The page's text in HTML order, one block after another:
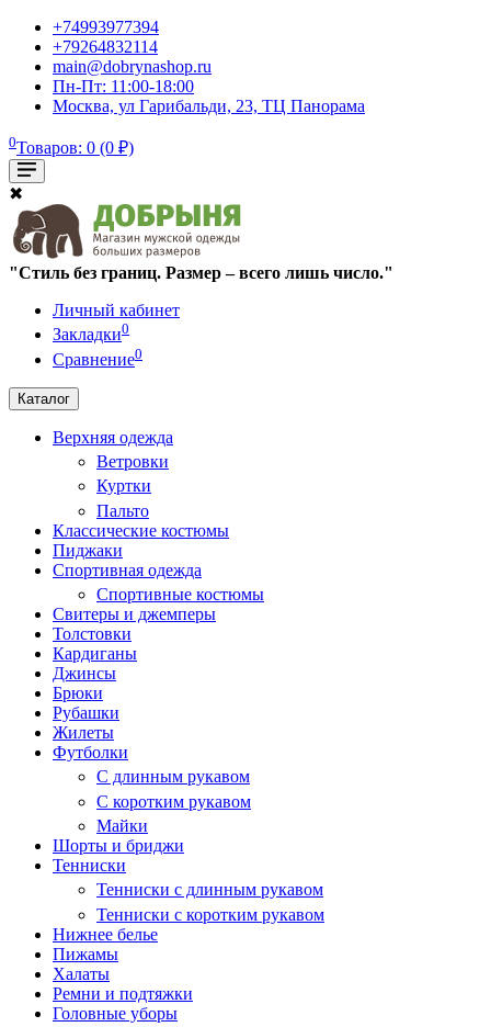
+74993977394
+79264832114
main@dobrynashop.ru
Пн-Пт: 11:00-18:00
Москва, ул Гарибальди, 23, ТЦ Панорама
0Товаров: 0 (0 ₽)
✖
"Стиль без границ. Размер – всего лишь число."
Личный кабинет
Закладки0
Сравнение0
Каталог
Верхняя одежда
Ветровки
Куртки
Пальто
Классические костюмы
Пиджаки
Спортивная одежда
Спортивные костюмы
Свитеры и джемперы
Толстовки
Кардиганы
Джинсы
Брюки
Рубашки
Жилеты
Футболки
С длинным рукавом
С коротким рукавом
Майки
Шорты и бриджи
Тенниски
Тенниски с длинным рукавом
Тенниски с коротким рукавом
Нижнее белье
Пижамы
Халаты
Ремни и подтяжки
Головные уборы